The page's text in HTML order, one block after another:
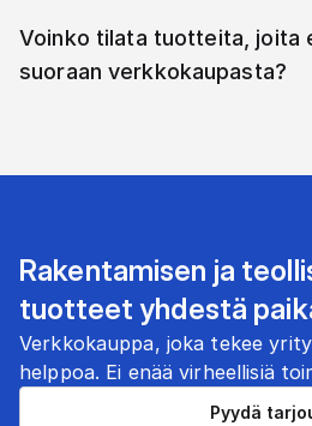
Voinko tilata tuotteita, joita
suoraan verkkokaupasta?
Rakentamisen ja
tuotteet yhdestä
Verkkokauppa, joka tekee
helppoa. Ei enää virheellisiä
Pyydä